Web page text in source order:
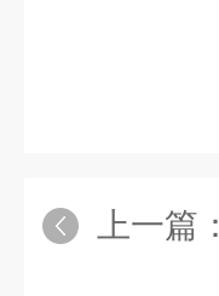
上一篇：